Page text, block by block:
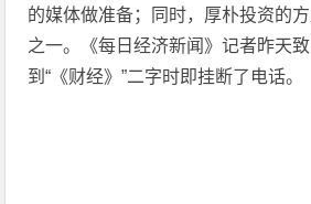
的媒体做准备；同时，厚朴投资的
之一。《每日经济新闻》记者昨天
到“《财经》”二字时即挂断了电话。